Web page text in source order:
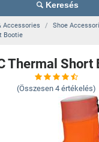
Keresés
Accessories Shoe
Bootie
Thermal Short
(Összesen 4 értékelés)